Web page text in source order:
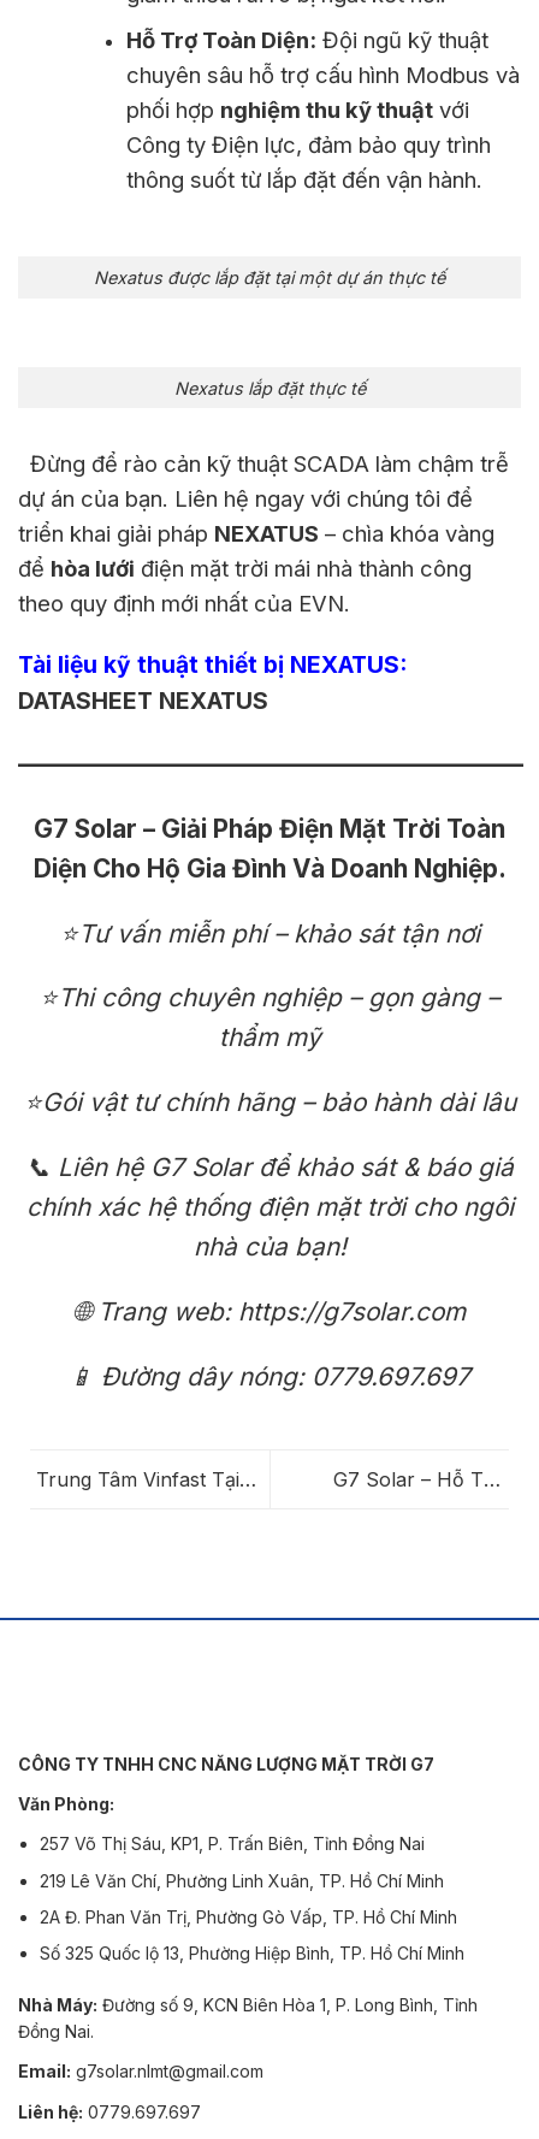
Hỗ Trợ Toàn Diện: Đội ngũ kỹ thuật
chuyên sâu hỗ trợ cấu hình Modbus và
phối hợp nghiệm thu kỹ thuậtvới
Công ty Điện lực, đảm bảo quy trình
thông suốt từ lắp đặt đến vận hành.
Nexatus được lắp đặt tại một dự án thực tế
Nexatus lắp đặt thực tế
Đừng để rào cản kỹ thuật SCADA làm chậm trễ
dự án của bạn. Liên hệ ngay với chúng tôi để
triển khai giải pháp NEXATUS – chìa khóa vàng
để hòa lưới điện mặt trời mái nhà thành công
theo quy định mới nhất của EVN.
Tài liệu kỹ thuật thiết bị NEXATUS:
DATASHEET NEXATUS
————————————————————
G7 Solar – Giải Pháp Điện Mặt Trời Toàn
Diện Cho Hộ Gia Đình Và Doanh Nghiệp.
⭐Tư vấn miễn phí – khảo sát tận nơi
⭐Thi công chuyên nghiệp – gọn gàng –
thẩm mỹ
⭐Gói vật tư chính hãng – bảo hành dài lâu
📞 Liên hệ G7 Solar để khảo sát & báo giá
chính xác hệ thống điện mặt trời cho ngôi
nhà của bạn!
🌐 Trang web: https://g7solar.com
📱 Đường dây nóng: 0779.697.697
Trung Tâm Vinfast Tại
G7 Solar – Hỗ Trợ
CÔNG TY TNHH CNC NĂNG LƯỢNG MẶT TRỜI G7
Văn Phòng:
257 Võ Thị Sáu, KP1, P. Trấn Biên, Tỉnh Đồng Nai
219 Lê Văn Chí, Phường Linh Xuân, TP. Hồ Chí Minh
2A Đ. Phan Văn Trị, Phường Gò Vấp, TP. Hồ Chí Minh
Số 325 Quốc lộ 13, Phường Hiệp Bình, TP. Hồ Chí Minh
Nhà Máy: Đường số 9, KCN Biên Hòa 1, P. Long Bình, Tỉnh
Đồng Nai.
Email: g7solar.nlmt@gmail.com
Liên hệ: 0779.697.697